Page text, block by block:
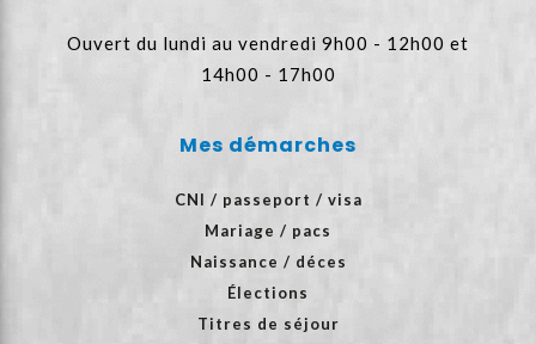
Ouvert du lundi au vendredi 9h00 - 12h00 et
14h00 - 17h00
Mes démarches
CNI / passeport / visa
Mariage / pacs
Naissance / déces
Élections
Titres de séjour